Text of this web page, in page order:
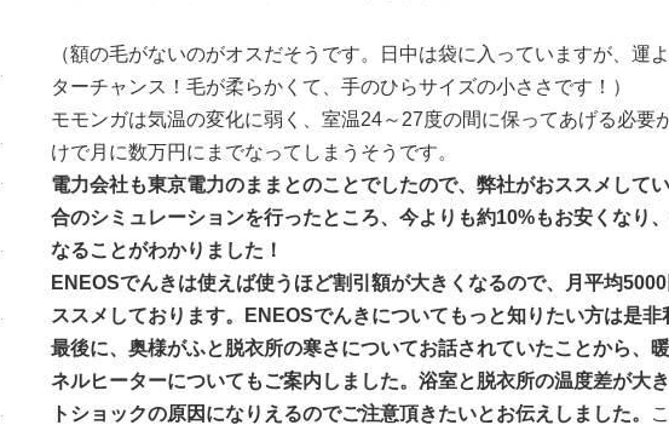
（額の毛がないのがオスだそうです。日中は袋に入っていますが、運
ターチャンス！毛が柔らかくて、手のひらサイズの小ささです！）
モモンガは気温の変化に弱く、室温24～27度の間に保ってあげる必要
けで月に数万円にまでなってしまうそうです。
電力会社も東京電力のままとのことでしたので、弊社がおススメして
合のシミュレーションを行ったところ、今よりも約10%もお安くなり
なることがわかりました！
ENEOSでんきは使えば使うほど割引額が大きくなるので、月平均
ススメしております。ENEOSでんきについてもっと知りたい方は是非
最後に、奥様がふと脱衣所の寒さについてお話されていたことから、
ネルヒーターについてもご案内しました。浴室と脱衣所の温度差が大
トショックの原因になりえるのでご注意頂きたいとお伝えしました。